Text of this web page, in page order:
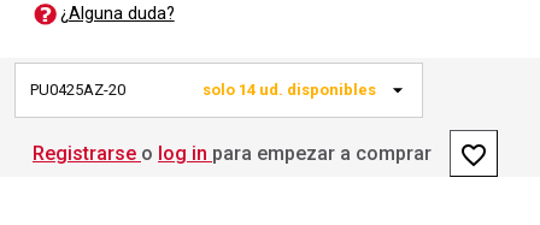
¿Alguna duda?
PU0425AZ-20 solo 14 ud. disponibles
Registrarse o log in para empezar a comprar favorite_border